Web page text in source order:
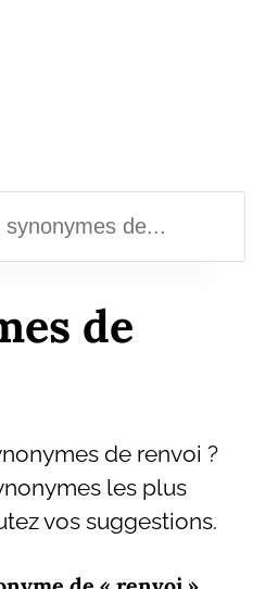
de
de renvoi ?
les plus
vos suggestions.